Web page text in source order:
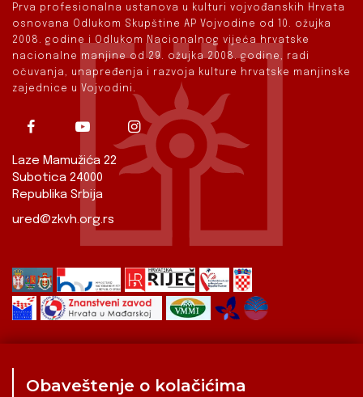
Prva profesionalna ustanova u kulturi vojvođanskih Hrvata
osnovana Odlukom Skupštine AP Vojvodine od 10. ožujka
2008. godine i Odlukom Nacionalnog vijeća hrvatske
nacionalne manjine od 29. ožujka 2008. godine, radi
očuvanja, unapređenja i razvoja kulture hrvatske manjinske
zajednice u Vojvodini.
Laze Mamužića 22
Subotica 24000
Republika Srbija
ured@zkvh.org.rs
Obaveštenje o kolačićima